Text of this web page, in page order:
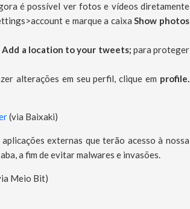
é possível ver fotos e vídeos diretamente
e marque a caixaShow photos
Add a location to your tweets; para proteger
alterações em seu perfil, clique em profile.
(via Baixaki)
externas que terão acesso à nossa
a fim de evitar malwares e invasões.
Meio Bit)